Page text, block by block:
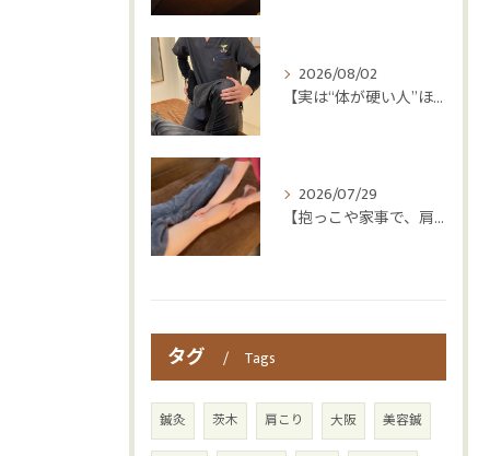
2026/08/02
【実は“体が硬い人”ほど疲れやすい😳】
2026/07/29
【抱っこや家事で、肩・腰つらくなっていませんか？👶💦】
タグ Tags
鍼灸 茨木 肩こり 大阪 美容鍼